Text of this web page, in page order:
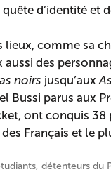
d’identité et
lieux, comme sa
aussi des
noirs jusqu’aux
Bussi parus aux
ont conquis 38
Français et le
détenteurs du